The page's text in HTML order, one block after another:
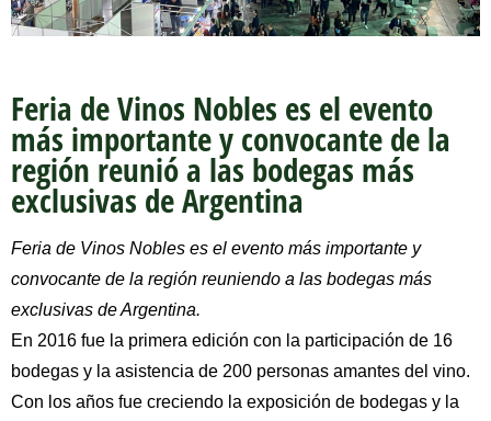
Feria de Vinos Nobles es el evento
más importante y convocante de la
región reunió a las bodegas más
exclusivas de Argentina
Feria de Vinos Nobles es el evento más importante y
convocante de la región reuniendo a las bodegas más
exclusivas de Argentina.
En 2016 fue la primera edición con la participación de 16
bodegas y la asistencia de 200 personas amantes del vino.
Con los años fue creciendo la exposición de bodegas y la